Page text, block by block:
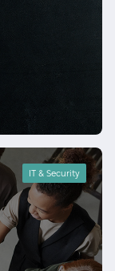
IT & Security